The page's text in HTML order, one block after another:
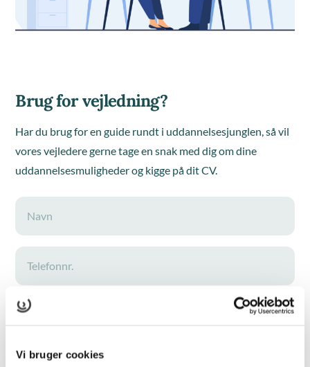
Vi bruger cookies
Brug for vejledning?
Har du brug for en guide rundt i uddannelsesjunglen, så vil
vores vejledere gerne tage en snak med dig om dine
uddannelsesmuligheder og kigge på dit CV.